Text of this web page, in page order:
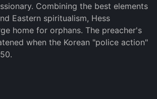
Combining the best elements
Eastern spiritualism, Hess
home for orphans. The preacher's
when the Korean "police action"